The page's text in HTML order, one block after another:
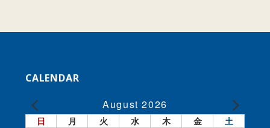
CALENDAR
August 2026
日 月 火 水 木 金
土